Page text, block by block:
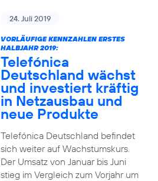
24. Juli 2019
VORLÄUFIGE KENNZAHLEN ERSTES
HALBJAHR 2019:
Telefónica
Deutschland wächst
und investiert kräftig
in Netzausbau und
neue Produkte
Telefónica Deutschland befindet
sich weiter auf Wachstumskurs.
Der Umsatz von Januar bis Juni
stieg im Vergleich zum Vorjahr um